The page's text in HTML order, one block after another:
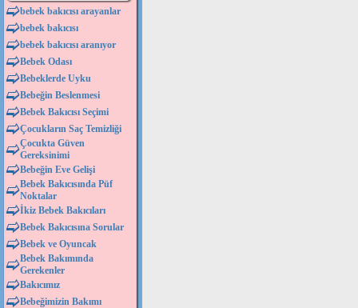
bebek bakıcısı arayanlar
bebek bakıcısı
bebek bakıcısı aranıyor
Bebek Odası
Bebeklerde Uyku
Bebeğin Beslenmesi
Bebek Bakıcısı Seçimi
Çocukların Saç Temizliği
Çocukta Güven
Gereksinimi
Bebeğin Eve Gelişi
Bebek Bakıcısında Püf
Noktalar
İkiz Bebek Bakıcıları
Bebek Bakıcısına Sorular
Bebek ve Oyuncak
Bebek Bakımında
Gerekenler
Bakıcımız
Bebeğimizin Bakımı